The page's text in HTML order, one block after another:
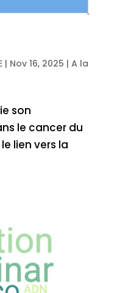
| Nov 16, 2025 | A la
son
le cancer du
lien vers la